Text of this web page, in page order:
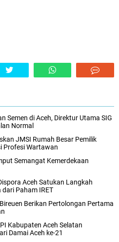
Semen di Aceh, ‎Direktur Utama SIG
Normal
JMSI Rumah Besar Pemilik
Profesi Wartawan
Semangat Kemerdekaan
Aceh Satukan Langkah
dari Paham IRET
Berikan Pertolongan Pertama
Kabupaten Aceh Selatan
Damai Aceh ke-21